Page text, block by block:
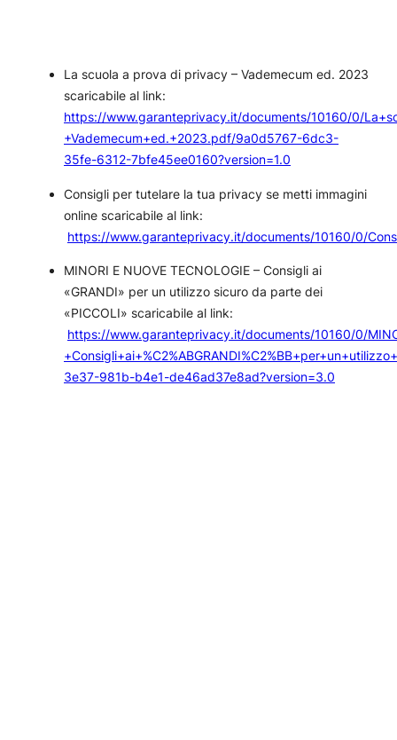
La scuola a prova di privacy – Vademecum ed. 2023
scaricabile al link:
https://www.garanteprivacy.it/documents/10160/0/
+Vademecum+ed.+2023.pdf/9a0d5767-6dc3-
35fe-6312-7bfe45ee0160?version=1.0
Consigli per tutelare la tua privacy se metti immagini
online scaricabile al link:
https://www.garanteprivacy.it/documents/10160/0/
MINORI E NUOVE TECNOLOGIE – Consigli ai
«GRANDI» per un utilizzo sicuro da parte dei
«PICCOLI» scaricabile al link:
https://www.garanteprivacy.it/documents/10160/0/
3e37-981b-b4e1-de46ad37e8ad?version=3.0